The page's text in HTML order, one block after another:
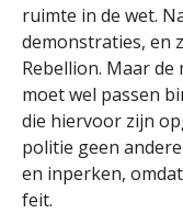
ruimte in de wet.
demonstraties, en
Rebellion. Maar
moet wel passen
die hiervoor zijn
politie geen
en inperken,
feit.